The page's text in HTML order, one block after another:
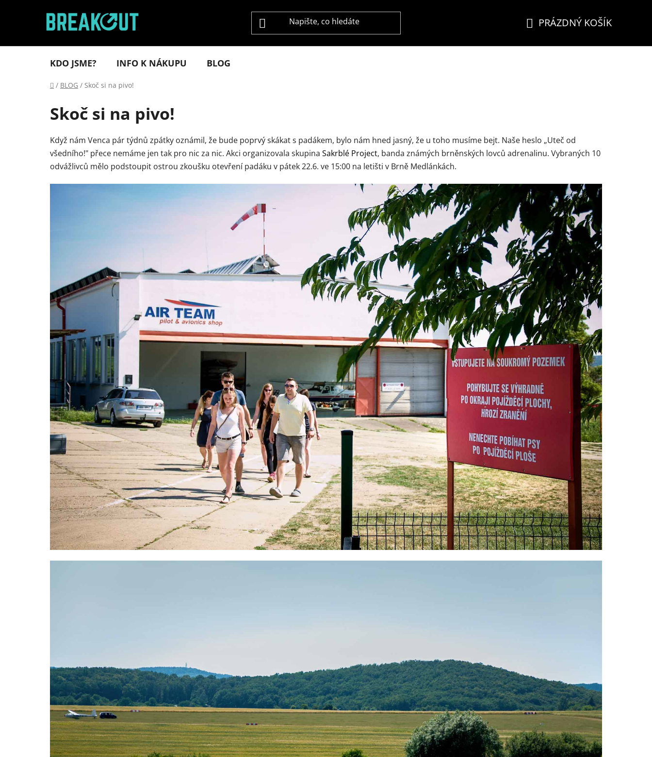
PRÁZDNÝ KOŠÍK
KDO JSME? INFO K NÁKUPU BLOG
Domů
/ BLOG / Skoč si na pivo!
Skoč si na pivo!
Když nám Venca pár týdnů zpátky oznámil, že bude poprvý skákat s padákem, bylo nám hned jasný, že u toho musíme bejt. Naše heslo „Uteč od
všedního!" přece nemáme jen tak pro nic za nic. Akci organizovala skupina Sakrblé Project, banda známých brněnských lovců adrenalinu. Vybraných 10
odvážlivců mělo podstoupit ostrou zkoušku otevření padáku v pátek 22.6. ve 15:00 na letišti v Brně Medlánkách.